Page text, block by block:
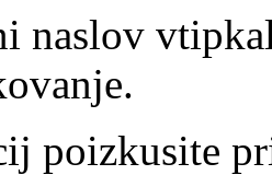
naslov
poizkusite